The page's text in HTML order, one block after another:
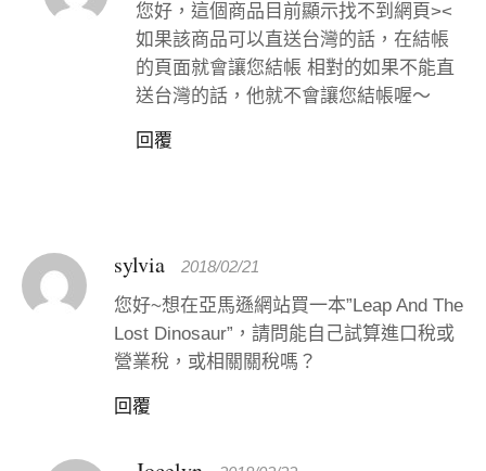
您好，這個商品目前顯示找不到網頁><
如果該商品可以直送台灣的話，在結帳
的頁面就會讓您結帳 相對的如果不能直
送台灣的話，他就不會讓您結帳喔～
回覆
sylvia 2018/02/21
您好~想在亞馬遜網站買一本”Leap And The
Lost Dinosaur”，請問能自己試算進口稅或
營業稅，或相關關稅嗎？
回覆